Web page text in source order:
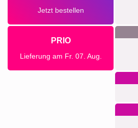
Jetzt bestellen
PRIO
Lieferung am Fr. 07. Aug.